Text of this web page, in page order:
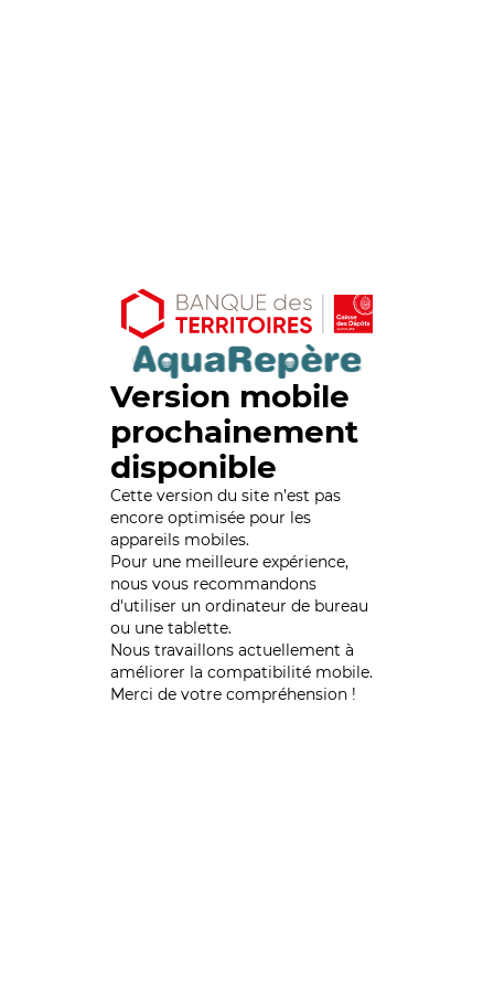
Version mobile
prochainement
disponible
Cette version du site n’est pas
encore optimisée pour les
appareils mobiles.
Pour une meilleure expérience,
nous vous recommandons
d'utiliser un ordinateur de bureau
ou une tablette.
Nous travaillons actuellement à
améliorer la compatibilité mobile.
Merci de votre compréhension !